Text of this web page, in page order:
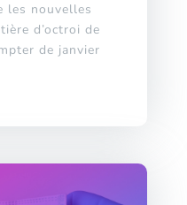
les nouvelles
d’octroi de
de janvier